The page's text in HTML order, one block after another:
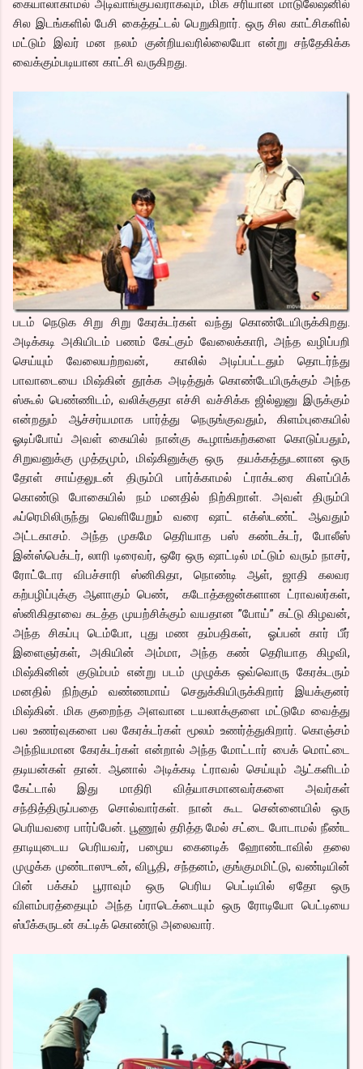
கையாலாகாமல் அடிவாங்குபவராகவும், மிக சரியான மாடுலேஷனில்
சில இடங்களில் பேசி கைத்தட்டல் பெறுகிறார். ஒரு சில காட்சிகளில்
மட்டும் இவர் மன நலம் குன்றியவரில்லையோ என்று சந்தேகிக்க
வைக்கும்படியான காட்சி வருகிறது.
படம் நெடுக சிறு சிறு கேரக்டர்கள் வந்து கொண்டேயிருக்கிறது.
அடிக்கடி அகியிடம் பணம் கேட்கும் வேலைக்காரி, அந்த வழிப்பறி
செய்யும் வேலையற்றவன், காலில் அடிப்பட்டதும் தொடர்ந்து
பாவாடையை மிஷ்கின் தூக்க அடித்துக் கொண்டேயிருக்கும் அந்த
ஸ்கூல் பெண்ணிடம், வலிக்குதா எச்சி வச்சிக்க ஜில்லுனு இருக்கும்
என்றதும் ஆச்சர்யமாக பார்த்து நெருங்குவதும், கிளம்புகையில்
ஓடிப்போய் அவள் கையில் நான்கு கூழாங்கற்களை கொடுப்பதும்,
சிறுவனுக்கு முத்தமும், மிஷ்கினுக்கு ஒரு தயக்கத்துடனான ஒரு
தோள் சாய்தலுடன் திரும்பி பார்க்காமல் ட்ராக்டரை கிளப்பிக்
கொண்டு போகையில் நம் மனதில் நிற்கிறாள். அவள் திரும்பி
ஃப்ரெமிலிருந்து வெளியேறும் வரை ஷாட் எக்ஸ்டண்ட் ஆவதும்
அட்டகாசம். அந்த முகமே தெரியாத பஸ் கண்டக்டர், போலீஸ்
இன்ஸ்பெக்டர், லாரி டிரைவர், ஒரே ஒரு ஷாட்டில் மட்டும் வரும் நாசர்,
ரோட்டோர விபச்சாரி ஸ்னிகிதா, நொண்டி ஆள், ஜாதி கலவர
கற்பழிப்புக்கு ஆளாகும் பெண், கடோத்கஜன்களான ட்ராவலர்கள்,
ஸ்னிகிதாவை கடத்த முயற்சிக்கும் வயதான ”போய்” கட்டு கிழவன்,
அந்த சிகப்பு டெம்போ, புது மண தம்பதிகள், ஓப்பன் கார் பீர்
இளைஞர்கள், அகியின் அம்மா, அந்த கண் தெரியாத கிழவி,
மிஷ்கினின் குடும்பம் என்று படம் முழுக்க ஒவ்வொரு கேரக்டரும்
மனதில் நிற்கும் வண்ணமாய் செதுக்கியிருக்கிறார் இயக்குனர்
மிஷ்கின். மிக குறைந்த அளவான டயலாக்குளை மட்டுமே வைத்து
பல உணர்வுகளை பல கேரக்டர்கள் மூலம் உணர்த்துகிறார். கொஞ்சம்
அந்நியமான கேரக்டர்கள் என்றால் அந்த மோட்டார் பைக் மொட்டை
தடியன்கள் தான். ஆனால் அடிக்கடி ட்ராவல் செய்யும் ஆட்களிடம்
கேட்டால் இது மாதிரி வித்யாசமானவர்களை அவர்கள்
சந்தித்திருப்பதை சொல்வார்கள். நான் கூட சென்னையில் ஒரு
பெரியவரை பார்ப்பேன். பூணூல் தரித்த மேல் சட்டை போடாமல் நீண்ட
தாடியுடைய பெரியவர், பழைய கைனடிக் ஹோண்டாவில் தலை
முழுக்க முண்டாஸுடன், விபூதி, சந்தனம், குங்குமமிட்டு, வண்டியின்
பின் பக்கம் பூராவும் ஒரு பெரிய பெட்டியில் ஏதோ ஒரு
விளம்பரத்தையும் அந்த ப்ராடெக்டையும் ஒரு ரோடியோ பெட்டியை
ஸ்பீக்கருடன் கட்டிக் கொண்டு அலைவார்.